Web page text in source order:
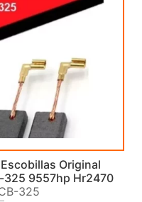
Original
325 9557hp Hr2470
325